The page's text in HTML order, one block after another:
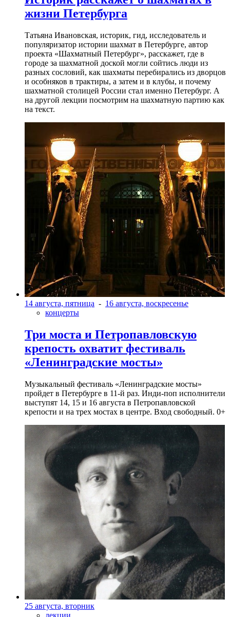
жизни Петербурга
Татьяна Ивановская, историк, гид, исследователь и
популяризатор истории шахмат в Петербурге, автор
проекта «Шахматный Петербург», расскажет, где в
городе за шахматной доской могли сойтись люди из
разных сословий, как шахматы перебирались из дворцов
и особняков в трактиры, а затем и в клубы, и почему
шахматной столицей России стал именно Петербург. А
на другой лекции посмотрим на шахматную партию как
на текст.
14 августа, пятница - 16 августа, воскресенье
концерты
Три моста и Петропавловскую
крепость охватит фестиваль
«Ленинградские мосты»
Музыкальный фестиваль «Ленинградские мосты»
пройдет в Петербурге в 11-й раз. Инди-поп исполнители
выступят 14, 15 и 16 августа в Петропавловской
крепости и на трех мостах в центре. Вход свободный. 0+
25 августа, вторник
лекции